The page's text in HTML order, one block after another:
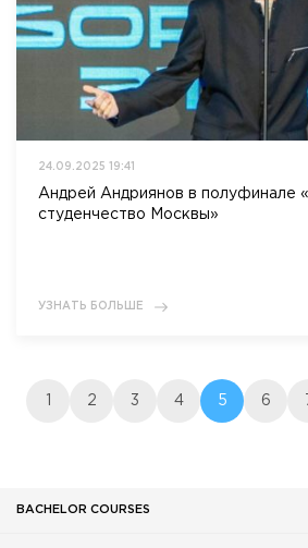
24.09.2025 19:41
Андрей Андриянов в полуфинале
студенчество Москвы»
УЗНАТЬ БОЛЬШЕ
2 3 4 5 6
BACHELOR COURSES